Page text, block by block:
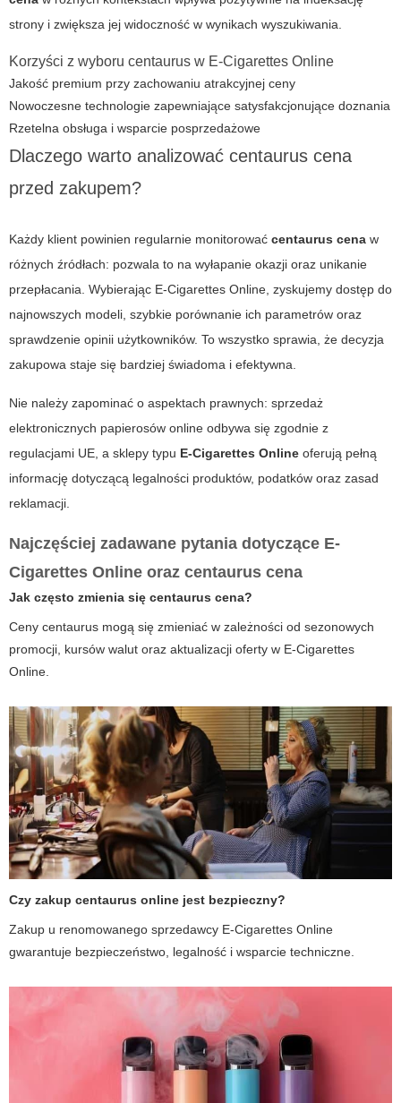
strony i zwiększa jej widoczność w wynikach wyszukiwania.
Korzyści z wyboru centaurus w E-Cigarettes Online
Jakość premium przy zachowaniu atrakcyjnej ceny
Nowoczesne technologie zapewniające satysfakcjonujące doznania
Rzetelna obsługa i wsparcie posprzedażowe
Dlaczego warto analizować centaurus cena
przed zakupem?
Każdy klient powinien regularnie monitorować centaurus cena w
różnych źródłach: pozwala to na wyłapanie okazji oraz unikanie
przepłacania. Wybierając E-Cigarettes Online, zyskujemy dostęp do
najnowszych modeli, szybkie porównanie ich parametrów oraz
sprawdzenie opinii użytkowników. To wszystko sprawia, że decyzja
zakupowa staje się bardziej świadoma i efektywna.
Nie należy zapominać o aspektach prawnych: sprzedaż
elektronicznych papierosów online odbywa się zgodnie z
regulacjami UE, a sklepy typu E-Cigarettes Online oferują pełną
informację dotyczącą legalności produktów, podatków oraz zasad
reklamacji.
Najczęściej zadawane pytania dotyczące E-
Cigarettes Online oraz centaurus cena
Jak często zmienia się centaurus cena?
Ceny centaurus mogą się zmieniać w zależności od sezonowych
promocji, kursów walut oraz aktualizacji oferty w E-Cigarettes
Online.
Czy zakup centaurus online jest bezpieczny?
Zakup u renomowanego sprzedawcy E-Cigarettes Online
gwarantuje bezpieczeństwo, legalność i wsparcie techniczne.